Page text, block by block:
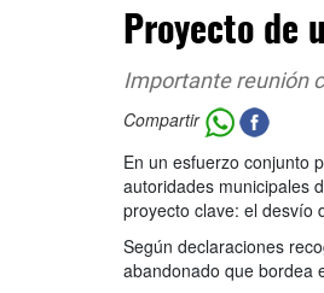
Proyecto de
Importante reunión
Compartir
En un esfuerzo conjunto
autoridades municipales
proyecto clave: el desvío
Según declaraciones
abandonado que bordea